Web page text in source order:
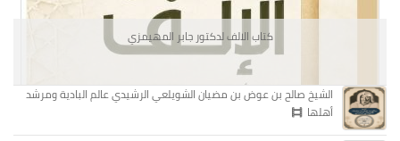
كتاب الالف لدكتور جابر المهيمزي
الشيخ صالح بن عوض بن مضيان الشويلعي الرشيدي عالم البادية ومرشد
أهلها